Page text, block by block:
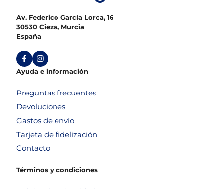
Av. Federico García Lorca, 16
30530 Cieza, Murcia
España
Ayuda e información
Preguntas frecuentes
Devoluciones
Gastos de envío
Tarjeta de fidelización
Contacto
Términos y condiciones